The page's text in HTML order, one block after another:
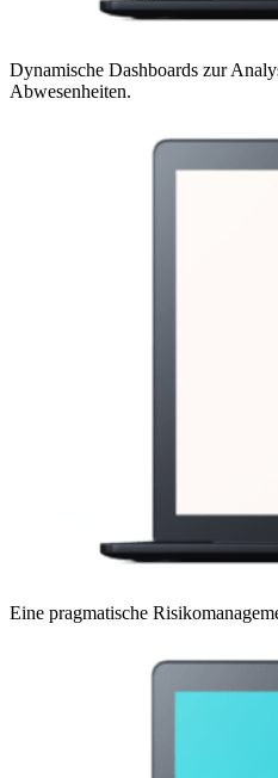
Dynamische Dashboards zur
Abwesenheiten.
Eine pragmatische